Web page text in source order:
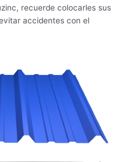
recuerde colocarles sus
accidentes con el